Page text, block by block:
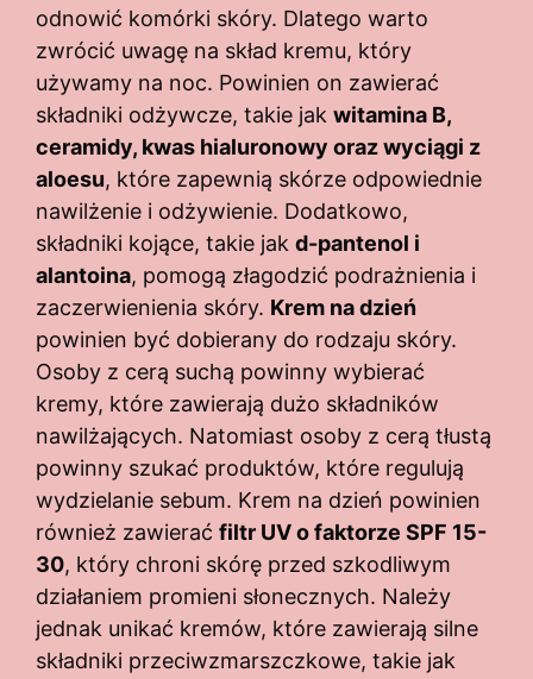
odnowić komórki skóry. Dlatego warto
zwrócić uwagę na skład kremu, który
używamy na noc. Powinien on zawierać
składniki odżywcze, takie jak witamina B,
ceramidy, kwas hialuronowy oraz wyciągi z
aloesu, które zapewnią skórze odpowiednie
nawilżenie i odżywienie. Dodatkowo,
składniki kojące, takie jak d-pantenol i
alantoina, pomogą złagodzić podrażnienia i
zaczerwienienia skóry. Krem na dzień
powinien być dobierany do rodzaju skóry.
Osoby z cerą suchą powinny wybierać
kremy, które zawierają dużo składników
nawilżających. Natomiast osoby z cerą tłustą
powinny szukać produktów, które regulują
wydzielanie sebum. Krem na dzień powinien
również zawierać filtr UV o faktorze SPF 15-
30, który chroni skórę przed szkodliwym
działaniem promieni słonecznych. Należy
jednak unikać kremów, które zawierają silne
składniki przeciwzmarszczkowe, takie jak